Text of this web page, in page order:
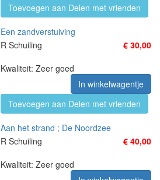
Toevoegen aan Delen met vrienden
Een zandverstuiving
R Schuiling
€ 30,00
Kwaliteit: Zeer goed
In winkelwagentje
Toevoegen aan Delen met vrienden
Aan het strand ; De Noordzee
R Schuiling
€ 40,00
Kwaliteit: Zeer goed